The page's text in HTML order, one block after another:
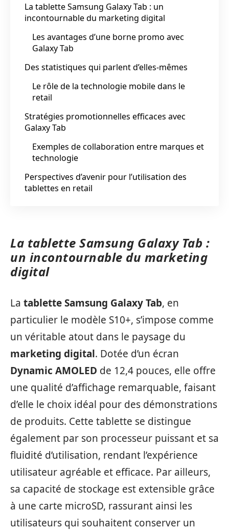
La tablette Samsung Galaxy Tab : un
incontournable du marketing digital
Les avantages d’une borne promo avec
Galaxy Tab
Des statistiques qui parlent d’elles-mêmes
Le rôle de la technologie mobile dans le
retail
Stratégies promotionnelles efficaces avec
Galaxy Tab
Exemples de collaboration entre marques et
technologie
Perspectives d’avenir pour l’utilisation des
tablettes en retail
La tablette Samsung Galaxy Tab :
un incontournable du marketing
digital
La tablette Samsung Galaxy Tab, en
particulier le modèle S10+, s’impose comme
un véritable atout dans le paysage du
marketing digital. Dotée d’un écran
Dynamic AMOLED de 12,4 pouces, elle offre
une qualité d’affichage remarquable, faisant
d’elle le choix idéal pour des démonstrations
de produits. Cette tablette se distingue
également par son processeur puissant et sa
fluidité d’utilisation, rendant l’expérience
utilisateur agréable et efficace. Par ailleurs,
sa capacité de stockage est extensible grâce
à une carte microSD, rassurant ainsi les
utilisateurs qui souhaitent conserver un